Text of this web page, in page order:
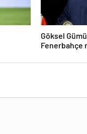
Göksel
Fenerbahçe